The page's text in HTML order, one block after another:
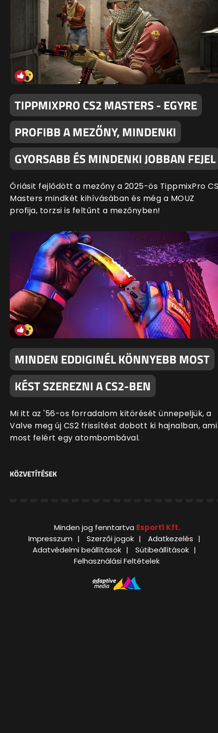
TIPPMIXPRO CS2 MASTERS - EGYRE
PROFIBB A MEZŐNY, MINDENKI
GYORSABB ÉS MINDENKI JOBBAN FEJEL
Óriásit fejlődött a mezőny a 2025-ös TippmixPro
Masters mindkét kihívásában és még a MOUZ
profija, torzsi is feltűnt a mezőnyben!
MINDEN EDDIGINÉL KÖNNYEBB MOST
KÉST SZEREZNI A CS2-BEN
Mi itt az '56-os forradalom kitörését ünnepeljük, a
Valve meg új CS2 frissítést dobott ki hajnalban, ami
most felért egy atombombával.
KÖZVETÍTÉSEK
Minden jog fenntartva Esport1 Kft.
Impresszum
Szerzői jogok
Adatkezelés
Adatvédelmi beállítások
Sütibeállítások
Felhasználási Feltételek